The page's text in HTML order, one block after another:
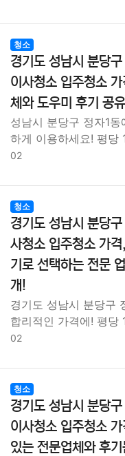
청소
경기도 성남시 분당
이사청소 입주청소
체와 도우미 후기 공
성남시 분당구 정자1
하게 이용하세요! 평
02
청소
경기도 성남시 분당구
사청소 입주청소 가
기로 선택하는 전문
개!
경기도 성남시 분당구
합리적인 가격에! 평
02
청소
경기도 성남시 분당
이사청소 입주청소
있는 전문업체와 후